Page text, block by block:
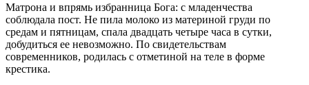
Матрона и впрямь избранница Бога: с младенчества
соблюдала пост. Не пила молоко из материной груди по
средам и пятницам, спала двадцать четыре часа в сутки,
добудиться ее невозможно. По свидетельствам
современников, родилась с отметиной на теле в форме
крестика.